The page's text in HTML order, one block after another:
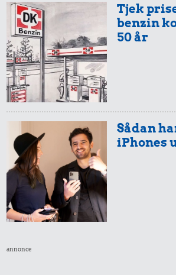
Tjek
benzin
50 år
Sådan
iPhones
annonce